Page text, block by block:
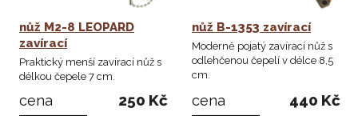
nůž M2-8 LEOPARD
zavírací
Praktický menší zavírací nůž s
délkou čepele 7 cm.
cena 250 Kč
nůž B-1353 zavírací
Moderně pojatý zavírací nůž s
odlehčenou čepelí v délce 8,5
cm.
cena 440 Kč